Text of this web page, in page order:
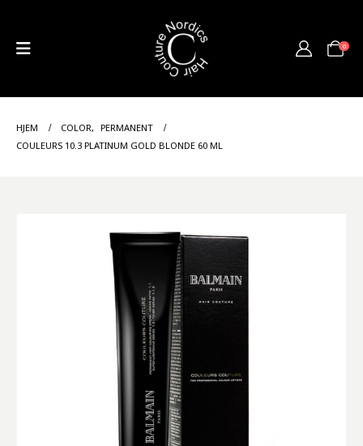
0
HJEM COLOR, PERMANENT
COULEURS 10.3 PLATINUM GOLD BLONDE 60 ML